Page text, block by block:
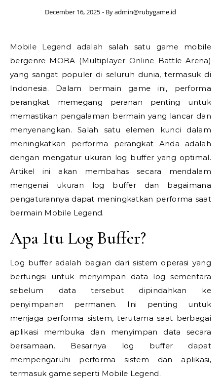
December 16, 2025 - Byadmin@rubygame.id
Mobile Legend adalah salah satu game mobile
bergenre MOBA (Multiplayer Online Battle Arena)
yang sangat populer di seluruh dunia, termasuk di
Indonesia. Dalam bermain game ini, performa
perangkat memegang peranan penting untuk
memastikan pengalaman bermain yang lancar dan
menyenangkan. Salah satu elemen kunci dalam
meningkatkan performa perangkat Anda adalah
dengan mengatur ukuran log buffer yang optimal.
Artikel ini akan membahas secara mendalam
mengenai ukuran log buffer dan bagaimana
pengaturannya dapat meningkatkan performa saat
bermain Mobile Legend.
Apa Itu Log Buffer?
Log buffer adalah bagian dari sistem operasi yang
berfungsi untuk menyimpan data log sementara
sebelum data tersebut dipindahkan ke
penyimpanan permanen. Ini penting untuk
menjaga performa sistem, terutama saat berbagai
aplikasi membuka dan menyimpan data secara
bersamaan. Besarnya log buffer dapat
mempengaruhi performa sistem dan aplikasi,
termasuk game seperti Mobile Legend.